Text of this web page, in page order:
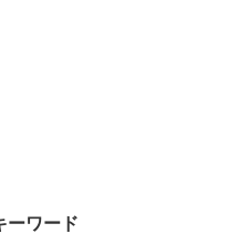
ーワード